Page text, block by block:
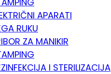
APARATI
RUKU
ZA MANIKIR
I STERILIZACIJA